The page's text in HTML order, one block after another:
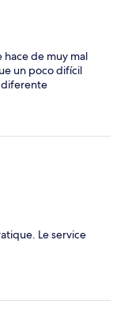
de muy mal
un poco difícil
diferente
Le service